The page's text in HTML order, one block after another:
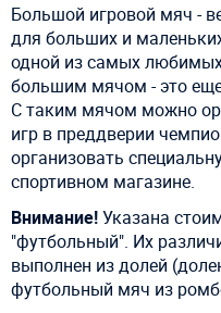
Большой игровой мяч -
для больших и
одной из самых
большим мячом - это
С таким мячом можно
игр в преддверии
организовать
спортивном магазине.
Внимание!Указана
"футбольный". Их
выполнен из долей
футбольный мяч из